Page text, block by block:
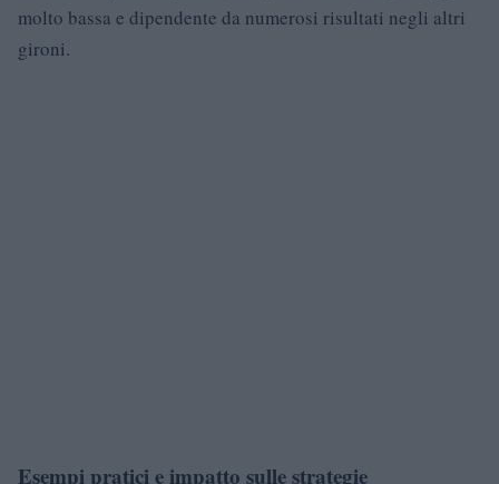
molto bassa e dipendente da numerosi risultati negli altri
gironi.
Esempi pratici e impatto sulle strategie